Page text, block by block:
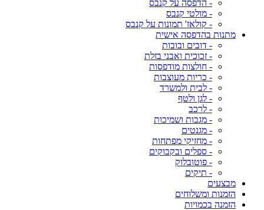
- הדפסה על קנבס
- מולטי קנבס
- קולאז' תמונות על קנבס
מתנות בהדפסה אישית
- דובים ובובות
- זכוכית ואבני בזלת
- חולצות מודפסות
- כריות מעוצבות
- לבית ולמשרד
- לגן ולטף
- לרכב
- מגבות ושמיכות
- מגנטים
- מחזיקי מפתחות
- ספלים ובקבוקים
- פוטובלוק
- תיקים
מבצעים
הזמנות ומשלוחים
הזמנה בכמויות